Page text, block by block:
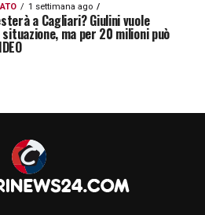
1 settimana ago
a Cagliari? Giulini vuole
ma per 20 milioni può